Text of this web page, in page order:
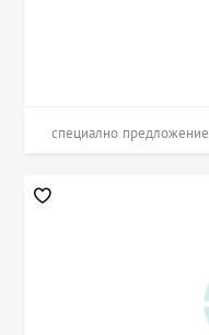
специално предложение